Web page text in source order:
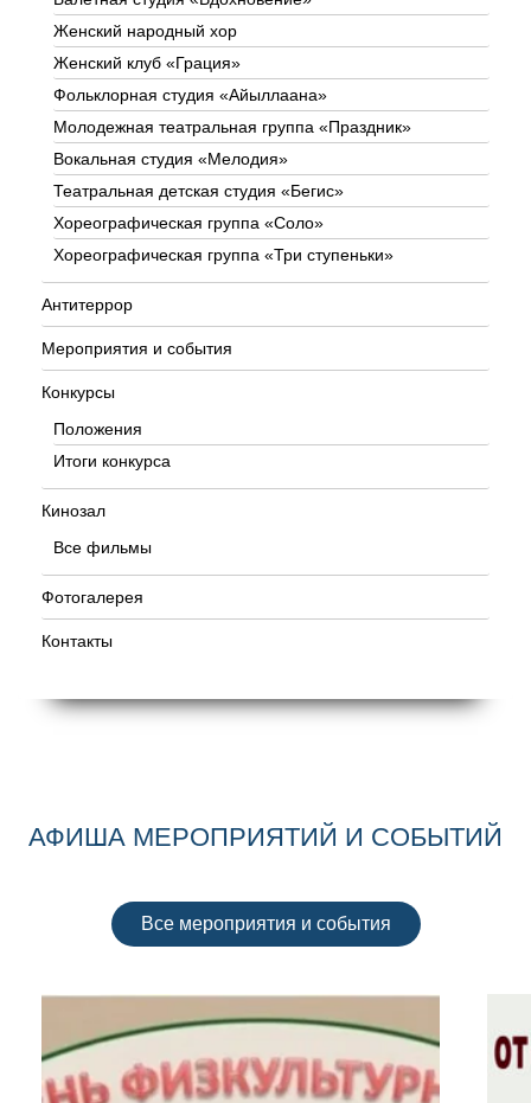
Женский народный хор
Женский клуб «Грация»
Фольклорная студия «Айыллаана»
Молодежная театральная группа «Праздник»
Вокальная студия «Мелодия»
Театральная детская студия «Бегис»
Хореографическая группа «Соло»
Хореографическая группа «Три ступеньки»
Антитеррор
Мероприятия и события
Конкурсы
Положения
Итоги конкурса
Кинозал
Все фильмы
Фотогалерея
Контакты
АФИША МЕРОПРИЯТИЙ И СОБЫТИЙ
Все мероприятия и события